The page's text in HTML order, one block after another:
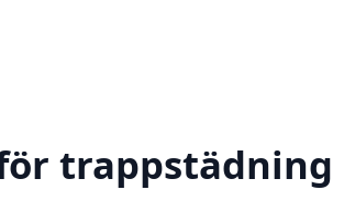
trappstädning